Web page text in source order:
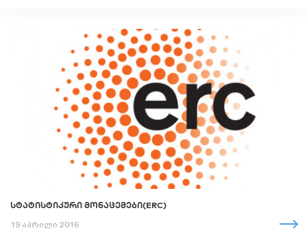
ᲡᲢᲐᲢᲘᲡᲢᲘᲙᲣᲠᲘ ᲛᲝᲜᲐᲪᲔᲛᲔᲑᲘ(ERC)
19 აპრილი 2016